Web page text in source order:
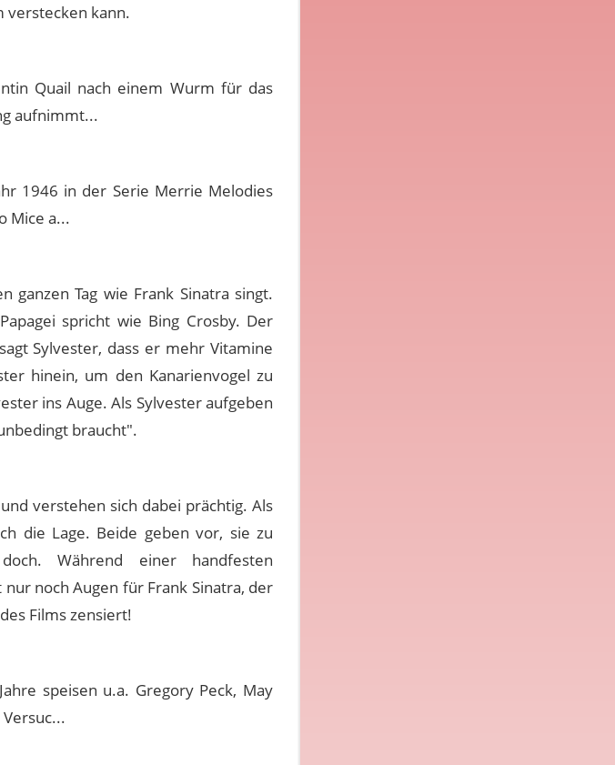
verstecken kann.
Quail nach einem Wurm für das
aufnimmt...
1946 in der Serie Merrie Melodies
Mice a...
ganzen Tag wie Frank Sinatra singt.
spricht wie Bing Crosby. Der
Sylvester, dass er mehr Vitamine
hinein, um den Kanarienvogel zu
ins Auge. Als Sylvester aufgeben
braucht".
verstehen sich dabei prächtig. Als
die Lage. Beide geben vor, sie zu
Während einer handfesten
noch Augen für Frank Sinatra, der
Films zensiert!
speisen u.a. Gregory Peck, May